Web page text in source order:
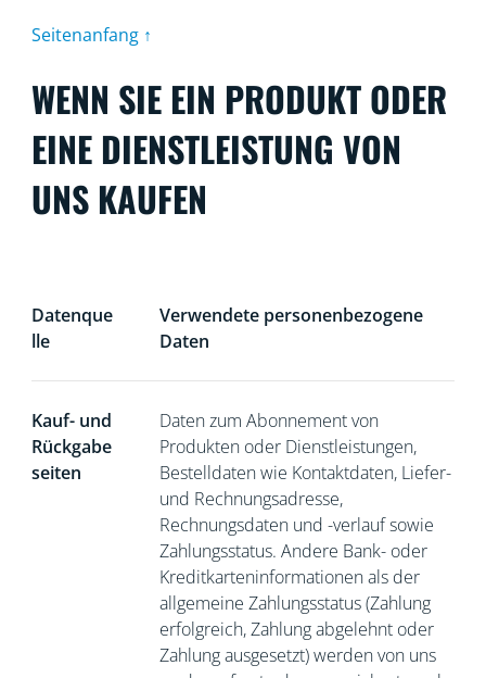
Seitenanfang ↑
WENN SIE EIN PRODUKT ODER
EINE DIENSTLEISTUNG VON
UNS KAUFEN
Datenque
lle
Verwendete personenbezogene
Daten
Kauf- und
Rückgabe
seiten
Daten zum Abonnement von
Produkten oder Dienstleistungen,
Bestelldaten wie Kontaktdaten, Liefer-
und Rechnungsadresse,
Rechnungsdaten und -verlauf sowie
Zahlungsstatus. Andere Bank- oder
Kreditkarteninformationen als der
allgemeine Zahlungsstatus (Zahlung
erfolgreich, Zahlung abgelehnt oder
Zahlung ausgesetzt) werden von uns